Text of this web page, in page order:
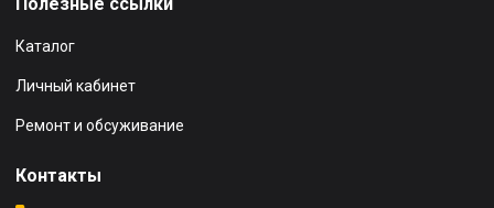
Каталог
Личный кабинет
Ремонт и обсуживание
Контакты